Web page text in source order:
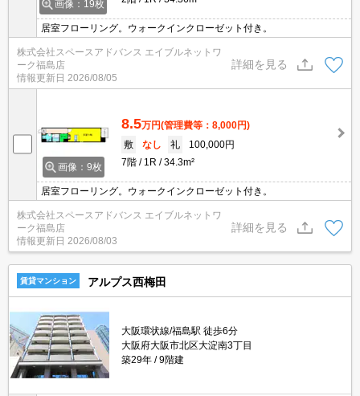
画像：19枚
居室フローリング。ウォークインクローゼット付き。
株式会社スペースアドバンス エイブルネットワ
ーク福島店
情報更新日 2026/08/05
詳細を見る
画像：9枚
8.5万円(管理費等：8,000円)
敷
なし 礼
100,000円
7階
1R 34.3m²
居室フローリング。ウォークインクローゼット付き。
株式会社スペースアドバンス エイブルネットワ
ーク福島店
情報更新日 2026/08/03
詳細を見る
賃貸マンション アルプス西梅田
大阪環状線/福島駅 徒歩6分
大阪府大阪市北区大淀南3丁目
築29年
9階建